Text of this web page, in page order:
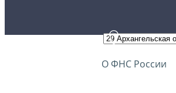
О ФНС России